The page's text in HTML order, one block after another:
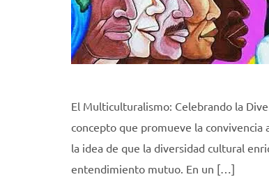
El Multiculturalismo: Celebrando la
concepto que promueve la convivencia
la idea de que la diversidad cultural
entendimiento mutuo. En un […]